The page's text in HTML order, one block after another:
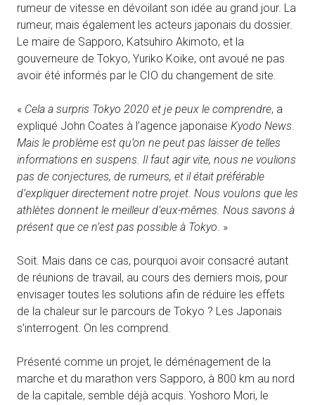
rumeur de vitesse en dévoilant son idée au grand jour. La
rumeur, mais également les acteurs japonais du dossier.
Le maire de Sapporo, Katsuhiro Akimoto, et la
gouverneure de Tokyo, Yuriko Koike, ont avoué ne pas
avoir été informés par le CIO du changement de site.
« Cela a surpris Tokyo 2020 et je peux le comprendre, a
expliqué John Coates à l’agence japonaise Kyodo News.
Mais le problème est qu’on ne peut pas laisser de telles
informations en suspens. Il faut agir vite, nous ne voulions
pas de conjectures, de rumeurs, et il était préférable
d’expliquer directement notre projet. Nous voulons que les
athlètes donnent le meilleur d’eux-mêmes. Nous savons à
présent que ce n’est pas possible à Tokyo. »
Soit. Mais dans ce cas, pourquoi avoir consacré autant
de réunions de travail, au cours des derniers mois, pour
envisager toutes les solutions afin de réduire les effets
de la chaleur sur le parcours de Tokyo ? Les Japonais
s’interrogent. On les comprend.
Présenté comme un projet, le déménagement de la
marche et du marathon vers Sapporo, à 800 km au nord
de la capitale, semble déjà acquis. Yoshoro Mori, le